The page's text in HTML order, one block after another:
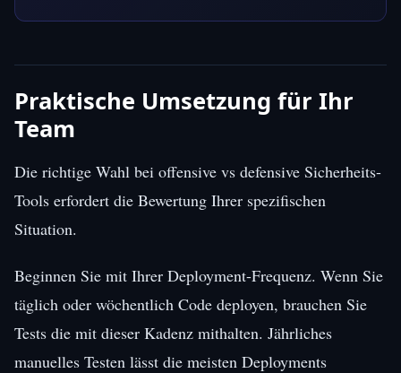
Praktische Umsetzung für Ihr
Team
Die richtige Wahl bei offensive vs defensive Sicherheits-
Tools erfordert die Bewertung Ihrer spezifischen
Situation.
Beginnen Sie mit Ihrer Deployment-Frequenz. Wenn Sie
täglich oder wöchentlich Code deployen, brauchen Sie
Tests die mit dieser Kadenz mithalten. Jährliches
manuelles Testen lässt die meisten Deployments